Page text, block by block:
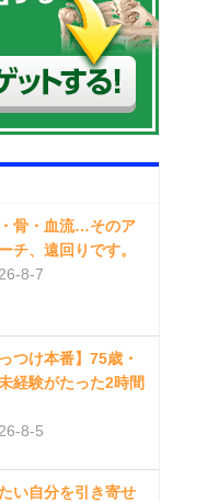
骨・血流…そのア
チ、遠回りです。
8-7
っつけ本番】75歳・
経験がたった2時間
8-5
い自分を引き寄せ